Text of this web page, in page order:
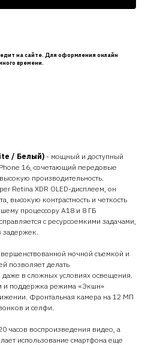
на сайте. Для оформления онлайн
времени.
/ Белый) - мощный и доступный
16, сочетающий передовые
производительность.
Retina XDR OLED-дисплеем, он
высокую контрастность и четкость
процессору A18 и 8 ГБ
с ресурсоемкими задачами,
задержек.
ночной съемкой и
позволяет делать
в сложных условиях освещения.
и поддержка режима «Экшн»
Фронтальная камера на 12 МП
и селфи.
часов воспроизведения видео, а
использование смартфона еще